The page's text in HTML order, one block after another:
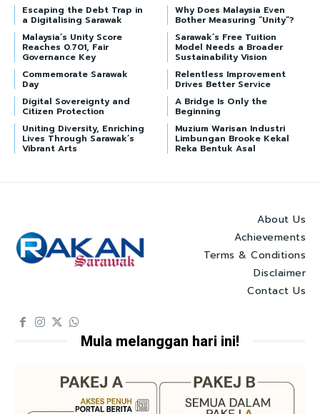
Escaping the Debt Trap in
a Digitalising Sarawak
Why Does Malaysia Even
Bother Measuring “Unity”?
Malaysia’s Unity Score
Reaches 0.701, Fair
Governance Key
Sarawak’s Free Tuition
Model Needs a Broader
Sustainability Vision
Commemorate Sarawak
Day
Relentless Improvement
Drives Better Service
Digital Sovereignty and
Citizen Protection
A Bridge Is Only the
Beginning
Uniting Diversity, Enriching
Lives Through Sarawak’s
Vibrant Arts
Muzium Warisan Industri
Limbungan Brooke Kekal
Reka Bentuk Asal
About Us
Achievements
Terms & Conditions
Disclaimer
Contact Us
Mula melanggan hari ini!